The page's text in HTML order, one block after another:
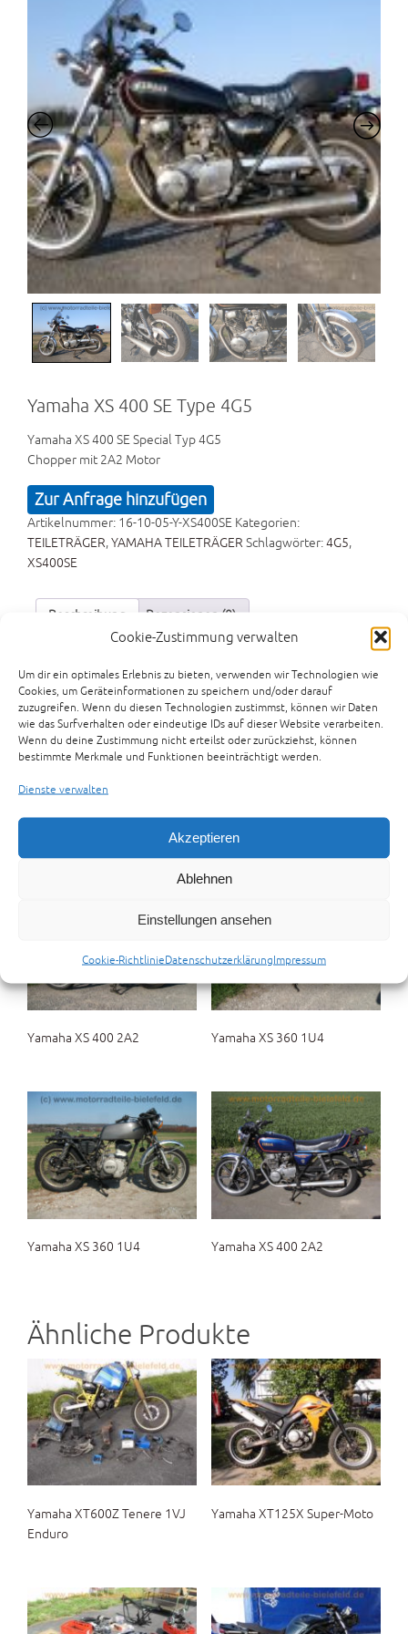
Cookie-Zustimmung verwalten
Um dir ein optimales Erlebnis zu bieten, verwenden wir Technologien wie
Cookies, um Geräteinformationen zu speichern und/oder darauf
zuzugreifen. Wenn du diesen Technologien zustimmst, können wir Daten
wie das Surfverhalten oder eindeutige IDs auf dieser Website verarbeiten.
Wenn du deine Zustimmung nicht erteilst oder zurückziehst, können
bestimmte Merkmale und Funktionen beeinträchtigt werden.
Dienste verwalten
Akzeptieren
Ablehnen
Einstellungen ansehen
Cookie-RichtlinieDatenschutzerklärungImpressum
Yamaha XS 400 SE Type 4G5
Yamaha XS 400 SE Special Typ 4G5
Chopper mit 2A2 Motor
Zur Anfrage hinzufügen
Artikelnummer: 16-10-05-Y-XS400SE Kategorien:
TEILETRÄGER,YAMAHA TEILETRÄGER Schlagwörter:4G5,
XS400SE
Beschreibung Rezensionen (0)
Beschreibung
Yamaha XS 400 SE Special 4G5 Chopper mit 2A2 Motor
wie XS 250 1U5 XS 360 1U4
Das könnte dir auch
gefallen …
Yamaha XS 400 2A2 Yamaha XS 360 1U4
Yamaha XS 360 1U4 Yamaha XS 400 2A2
Ähnliche Produkte
Yamaha XT600Z Tenere 1VJ
Enduro
Yamaha XT125X Super-Moto